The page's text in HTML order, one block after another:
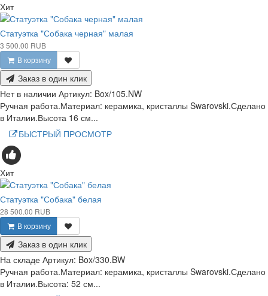
Хит
Статуэтка "Собака черная" малая
3 500.00 RUB
В корзину
Заказ в один клик
Нет в наличии Артикул: Box/105.NW
Ручная работа.Материал: керамика, кристаллы Swarovski.Сделано
в Италии.Высота 16 см...
БЫСТРЫЙ ПРОСМОТР
Хит
Статуэтка "Собака" белая
28 500.00 RUB
В корзину
Заказ в один клик
На складе Артикул: Box/330.BW
Ручная работа.Материал: керамика, кристаллы Swarovski.Сделано
в Италии.Высота: 52 см...